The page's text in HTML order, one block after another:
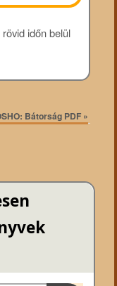
rövid időn belül
Bátorság PDF »